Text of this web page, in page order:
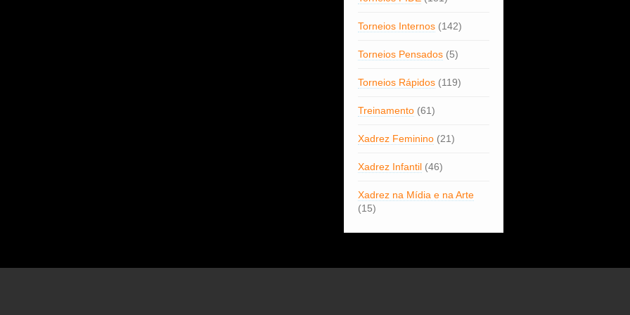
Torneios Internos(142)
Torneios Pensados(5)
Torneios Rápidos(119)
Treinamento(61)
Xadrez Feminino(21)
Xadrez Infantil(46)
Xadrez na Mídia e na Arte
(15)